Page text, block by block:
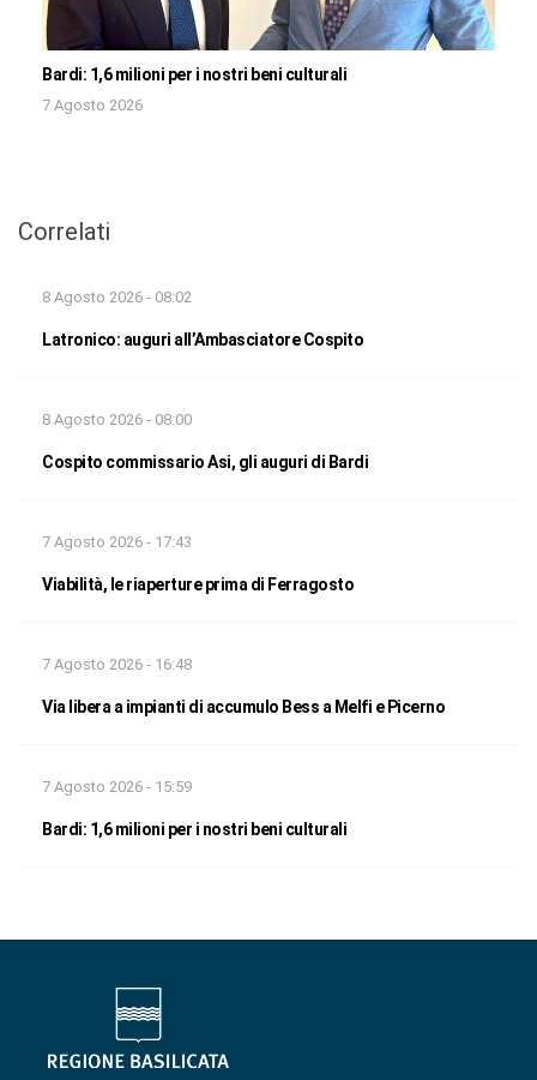
Bardi: 1,6 milioni per i nostri beni culturali
7 Agosto 2026
Correlati
8 Agosto 2026 - 08:02
Latronico: auguri all’Ambasciatore Cospito
8 Agosto 2026 - 08:00
Cospito commissario Asi, gli auguri di Bardi
7 Agosto 2026 - 17:43
Viabilità, le riaperture prima di Ferragosto
7 Agosto 2026 - 16:48
Via libera a impianti di accumulo Bess a Melfi e Picerno
7 Agosto 2026 - 15:59
Bardi: 1,6 milioni per i nostri beni culturali